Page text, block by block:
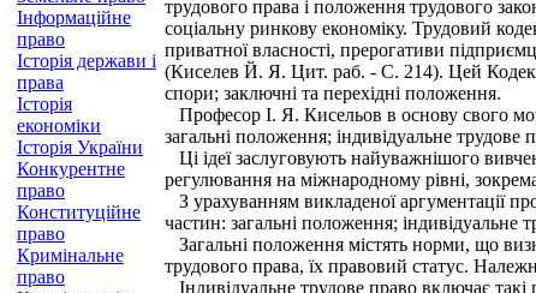
Інформаційне
право
Історія держави і
права
Історія
економіки
Історія України
Конкурентне
право
Конституційне
право
Кримінальне
право
трудового права і положення трудового
соціальну ринкову економіку. Трудовий
приватної власності, прерогативи
(Киселев Й. Я. Цит. раб. - С. 214). Цей Кодекс
спори; заключні та перехідні положення.
Професор І. Я. Кисельов в основу свого
загальні положення; індивідуальне трудове
Ці ідеї заслуговують найуважнішого
регулювання на міжнародному рівні,
З урахуванням викладеної аргументації
частин: загальні положення; індивідуальне
Загальні положення містять норми, що
трудового права, їх правовий статус.
Індивідуальне трудове право включає